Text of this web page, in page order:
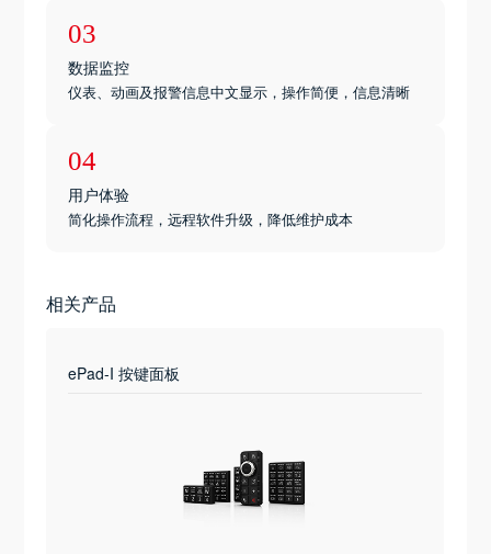
03
数据监控
仪表、动画及报警信息中文显示，操作简便，信息清晰
04
用户体验
简化操作流程，远程软件升级，降低维护成本
相关产品
ePad-I 按键面板